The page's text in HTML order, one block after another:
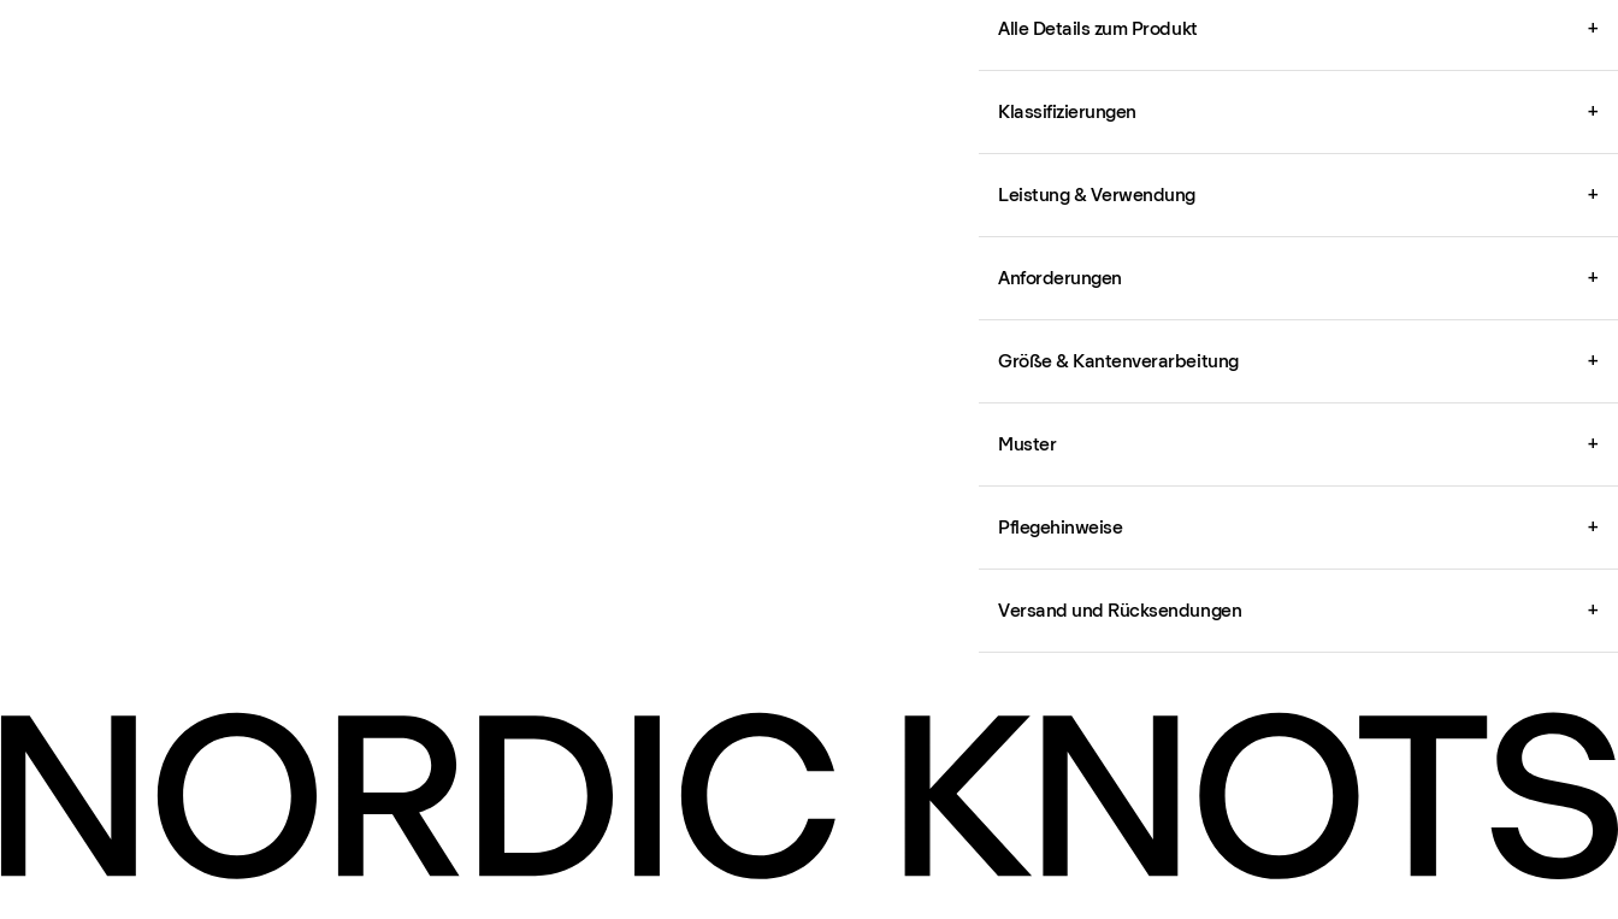
Alle Details zum Produkt +
Klassifizierungen +
Leistung & Verwendung +
Anforderungen +
Größe & Kantenverarbeitung +
Muster +
Pflegehinweise +
Versand und Rücksendungen +